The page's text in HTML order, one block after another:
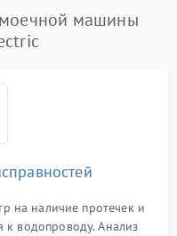
машины
на наличие протечек и
к водопроводу. Анализ